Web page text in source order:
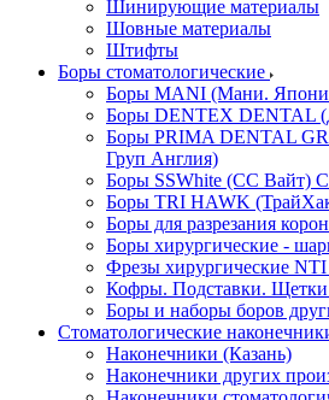
Шинирующие материалы
Шовные материалы
Штифты
Боры стоматологические
Боры MANI (Мани.
Боры DENTEX DENTAL
Боры PRIMA DENTAL
Груп Англия)
Боры SSWhite (СС Вайт)
Боры TRI HAWK
Боры для разрезания
Боры хирургические -
Фрезы хирургические
Кофры. Подставки. Щетки
Боры и наборы боров
Стоматологические
Наконечники (Казань)
Наконечники других